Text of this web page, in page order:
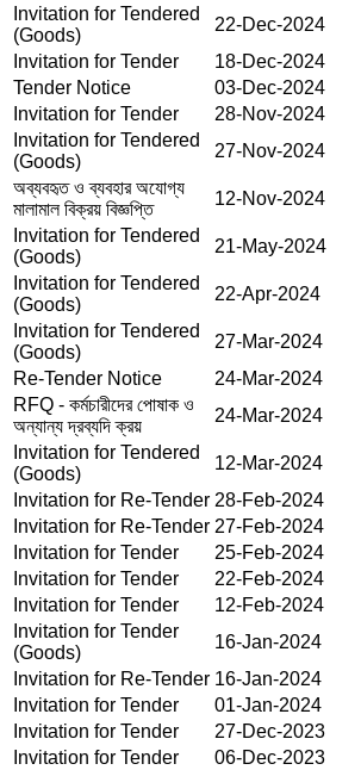
Invitation for Tendered
(Goods)
22-Dec-2024
Invitation for Tender
18-Dec-2024
Tender Notice
03-Dec-2024
Invitation for Tender
28-Nov-2024
Invitation for Tendered
(Goods)
27-Nov-2024
অব্যবহৃত ও ব্যবহার অযোগ্য
মালামাল বিক্রয় বিজ্ঞপ্তি
12-Nov-2024
Invitation for Tendered
(Goods)
21-May-2024
Invitation for Tendered
(Goods)
22-Apr-2024
Invitation for Tendered
(Goods)
27-Mar-2024
Re-Tender Notice
24-Mar-2024
RFQ - কর্মচারীদের পোষাক ও
অন্যান্য দ্রব্যদি ক্রয়
24-Mar-2024
Invitation for Tendered
(Goods)
12-Mar-2024
Invitation for Re-Tender 28-Feb-2024
Invitation for Re-Tender 27-Feb-2024
Invitation for Tender
25-Feb-2024
Invitation for Tender
22-Feb-2024
Invitation for Tender
12-Feb-2024
Invitation for Tender
(Goods)
16-Jan-2024
Invitation for Re-Tender 16-Jan-2024
Invitation for Tender
01-Jan-2024
Invitation for Tender
27-Dec-2023
Invitation for Tender
06-Dec-2023